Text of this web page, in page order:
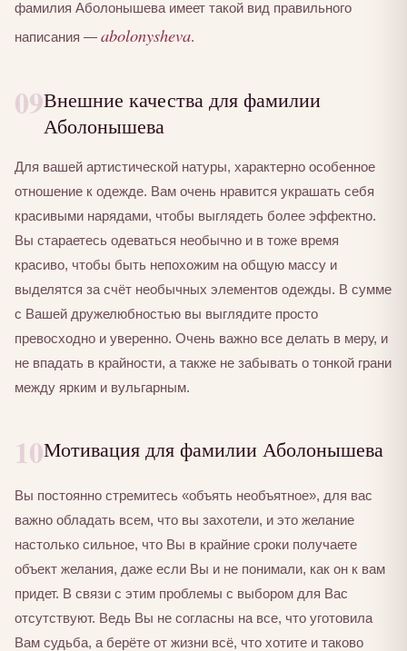
фамилия Аболонышева имеет такой вид правильного
написания — abolonysheva.
09Внешние качества для фамилии
Аболонышева
Для вашей артистической натуры, характерно особенное
отношение к одежде. Вам очень нравится украшать себя
красивыми нарядами, чтобы выглядеть более эффектно.
Вы стараетесь одеваться необычно и в тоже время
красиво, чтобы быть непохожим на общую массу и
выделятся за счёт необычных элементов одежды. В сумме
с Вашей дружелюбностью вы выглядите просто
превосходно и уверенно. Очень важно все делать в меру, и
не впадать в крайности, а также не забывать о тонкой грани
между ярким и вульгарным.
10Мотивация для фамилии Аболонышева
Вы постоянно стремитесь «объять необъятное», для вас
важно обладать всем, что вы захотели, и это желание
настолько сильное, что Вы в крайние сроки получаете
объект желания, даже если Вы и не понимали, как он к вам
придет. В связи с этим проблемы с выбором для Вас
отсутствуют. Ведь Вы не согласны на все, что уготовила
Вам судьба, а берёте от жизни всё, что хотите и таково